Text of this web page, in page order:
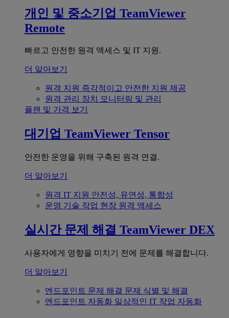
개인 및 중소기업 TeamViewer
Remote
빠르고 안전한 원격 액세스 및 IT 지원.
더 알아보기
원격 지원 즉각적이고 안전한 지원 제공
원격 관리 장치 모니터링 및 관리
플랜 및 가격 보기
대기업 TeamViewer Tensor
안전한 운영을 위해 구축된 원격 연결.
더 알아보기
원격 IT 지원 안전성, 유연성, 통합성
운영 기술 작업 현장 원격 액세스
실시간 문제 해결 TeamViewer DEX
사용자에게 영향을 미치기 전에 문제를 해결합니다.
더 알아보기
엔드포인트 문제 해결 문제 식별 및 해결
엔드포인트 자동화 일상적인 IT 작업 자동화